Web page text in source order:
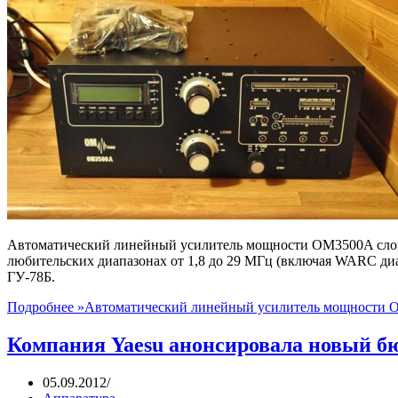
Автоматический линейный усилитель мощности OM3500A
любительских диапазонах от 1,8 до 29 МГц (включая WARC
ГУ-78Б.
Подробнее »Автоматический линейный усилитель мощности
Компания Yaesu анонсировала новый
05.09.2012